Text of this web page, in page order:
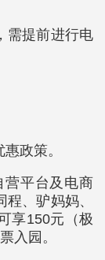
需提前进行电
政策。
营平台及电商
、驴妈妈、
享150元（极
入园。